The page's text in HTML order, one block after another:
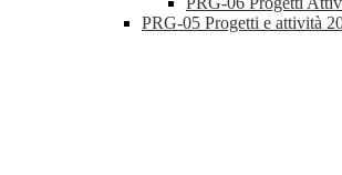
PRG-05 Progetti e attività